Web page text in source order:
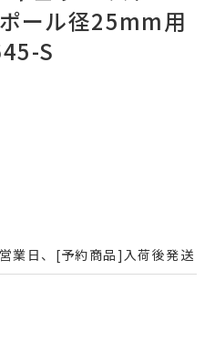
ール径25mm用
S
業日、[予約商品]入荷後発送